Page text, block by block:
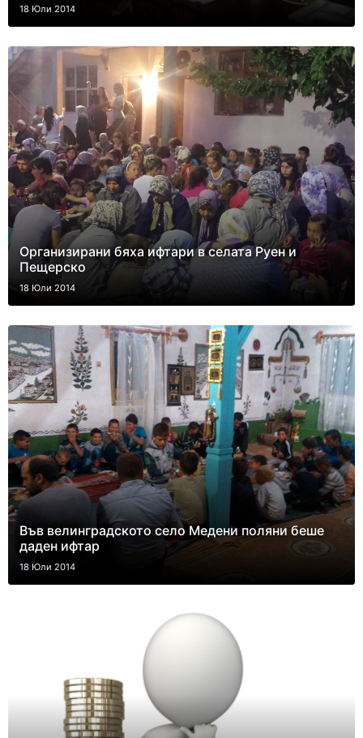
18 Юли 2014
Организирани бяха ифтари в селата Руен и
Пещерско
18 Юли 2014
Във велинградското село Медени поляни беше
даден ифтар
18 Юли 2014